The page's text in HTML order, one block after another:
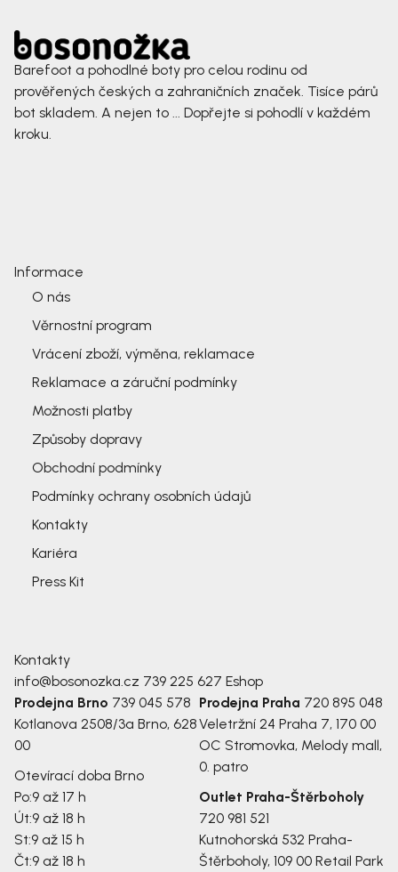
Barefoot a pohodlné boty pro celou rodinu od
prověřených českých a zahraničních značek. Tisíce párů
bot skladem. A nejen to ... Dopřejte si pohodlí v každém
kroku.
Informace
O nás
Věrnostní program
Vrácení zboží, výměna, reklamace
Reklamace a záruční podmínky
Možnosti platby
Způsoby dopravy
Obchodní podmínky
Podmínky ochrany osobních údajů
Kontakty
Kariéra
Press Kit
Kontakty
info@bosonozka.cz 739 225 627 Eshop
Prodejna Brno 739 045 578
Kotlanova 2508/3a Brno, 628
00
Otevírací doba Brno
Po:9 až 17 h
Út:9 až 18 h
St:9 až 15 h
Čt:9 až 18 h
Prodejna Praha 720 895 048
Veletržní 24 Praha 7, 170 00
OC Stromovka, Melody mall,
0. patro
Outlet Praha-Štěrboholy
720 981 521
Kutnohorská 532 Praha-
Štěrboholy, 109 00 Retail Park